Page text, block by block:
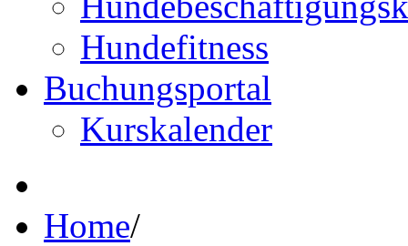
Hundefitness
Buchungsportal
Kurskalender
Home/